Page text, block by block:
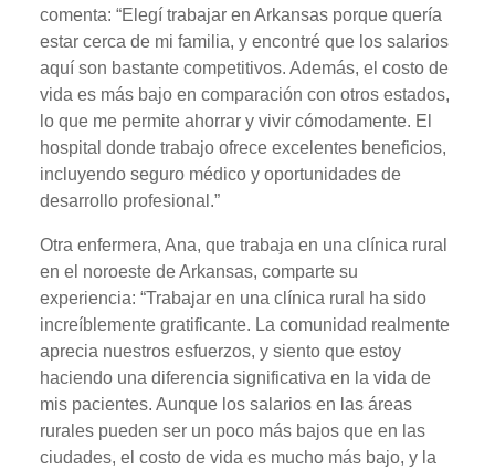
comenta: “Elegí trabajar en Arkansas porque quería
estar cerca de mi familia, y encontré que los salarios
aquí son bastante competitivos. Además, el costo de
vida es más bajo en comparación con otros estados,
lo que me permite ahorrar y vivir cómodamente. El
hospital donde trabajo ofrece excelentes beneficios,
incluyendo seguro médico y oportunidades de
desarrollo profesional.”
Otra enfermera, Ana, que trabaja en una clínica rural
en el noroeste de Arkansas, comparte su
experiencia: “Trabajar en una clínica rural ha sido
increíblemente gratificante. La comunidad realmente
aprecia nuestros esfuerzos, y siento que estoy
haciendo una diferencia significativa en la vida de
mis pacientes. Aunque los salarios en las áreas
rurales pueden ser un poco más bajos que en las
ciudades, el costo de vida es mucho más bajo, y la